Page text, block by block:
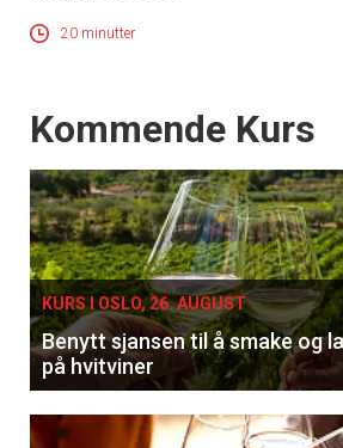
20 minutter
Events
Kommende Kurs
KURS I OSLO, 26. AUGUST
Benytt sjansen til å smake og
på hvitviner